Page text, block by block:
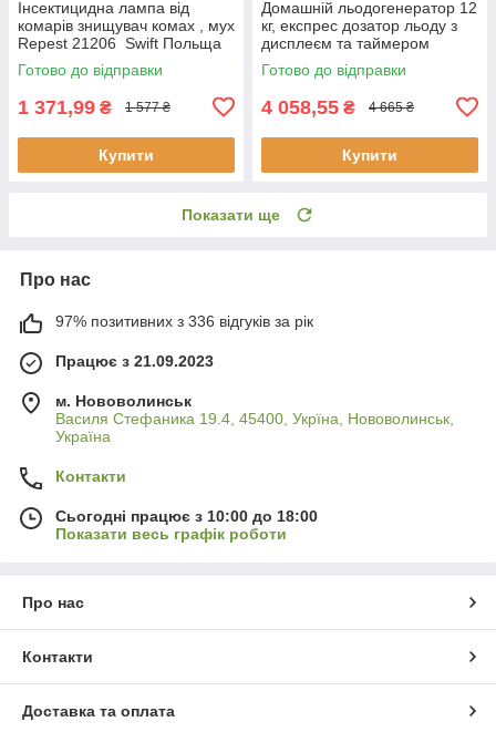
Інсектицидна лампа від
комарів знищувач комах , мух
Repest 21206 Swift Польща
Готово до відправки
1 371,99 ₴ 1 577 ₴
Купити
Домашній льодогенератор 12
кг, експрес дозатор льоду з
дисплеєм та таймером
Ruhhy 25565
Готово до відправки
4 058,55 ₴ 4 665 ₴
Купити
Показати ще
Про нас
97% позитивних з 336 відгуків за рік
Працює з 21.09.2023
м. Нововолинськ
Василя Стефаника 19.4, 45400, Укрїна, Нововолинськ,
Україна
Контакти
Сьогодні працює з 10:00 до 18:00
Показати весь графік роботи
Про нас
Контакти
Доставка та оплата